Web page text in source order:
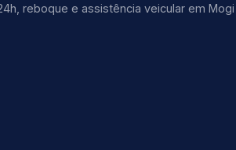
reboque e assistência veicular em Mogi